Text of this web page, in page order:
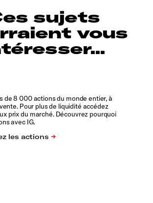
sujets
vous
de 8 000 actions du monde entier, à
Pour plus de liquidité accédez
prix du marché. Découvrez pourquoi
avec IG.